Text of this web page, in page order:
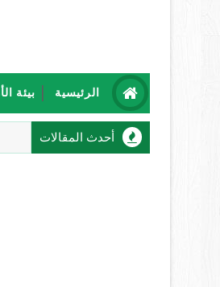
الرئيسية بيئة
أحدث المقالات